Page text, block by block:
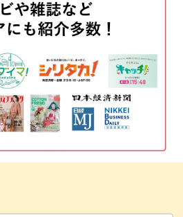
ので、流れもスムーズ。
や、ハートを作ったことがない
しています！
塗布する
つくる
る 09:41